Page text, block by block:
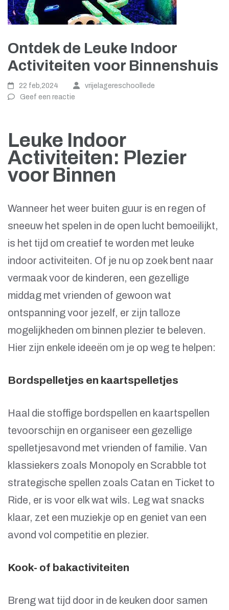
Ontdek de Leuke Indoor
Activiteiten voor Binnenshuis
22 feb,2024
vrijelagereschoollede
Geef een reactie
Leuke Indoor
Activiteiten: Plezier
voor Binnen
Wanneer het weer buiten guur is en regen of
sneeuw het spelen in de open lucht bemoeilijkt,
is het tijd om creatief te worden met leuke
indoor activiteiten. Of je nu op zoek bent naar
vermaak voor de kinderen, een gezellige
middag met vrienden of gewoon wat
ontspanning voor jezelf, er zijn talloze
mogelijkheden om binnen plezier te beleven.
Hier zijn enkele ideeën om je op weg te helpen:
Bordspelletjes en kaartspelletjes
Haal die stoffige bordspellen en kaartspellen
tevoorschijn en organiseer een gezellige
spelletjesavond met vrienden of familie. Van
klassiekers zoals Monopoly en Scrabble tot
strategische spellen zoals Catan en Ticket to
Ride, er is voor elk wat wils. Leg wat snacks
klaar, zet een muziekje op en geniet van een
avond vol competitie en plezier.
Kook- of bakactiviteiten
Breng wat tijd door in de keuken door samen